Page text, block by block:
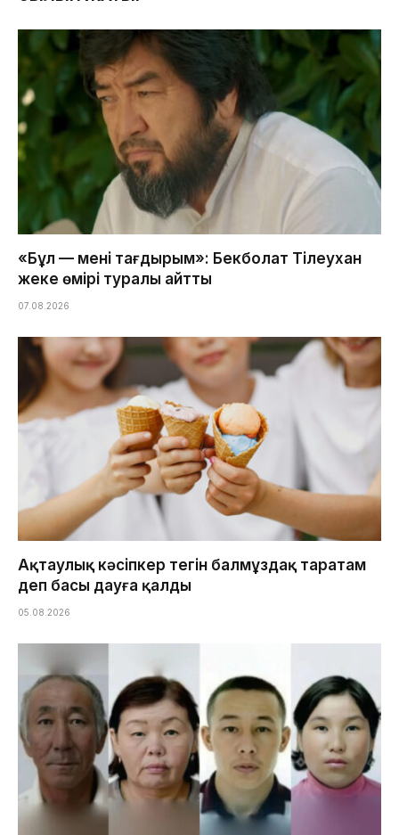
«Бұл — менің тағдырым»: Бекболат Тілеухан
жеке өмірі туралы айтты
07.08.2026
Ақтаулық кәсіпкер тегін балмұздақ таратам
деп басы дауға қалды
05.08.2026